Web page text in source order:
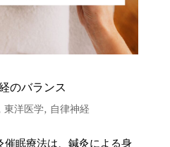
のバランス
東洋医学, 自律神経
眠療法は、鍼灸による身